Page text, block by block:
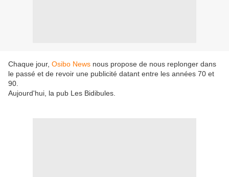
Chaque jour, Osibo News nous propose de nous replonger dans
le passé et de revoir une publicité datant entre les années 70 et
90.
Aujourd'hui, la pub Les Bidibules.